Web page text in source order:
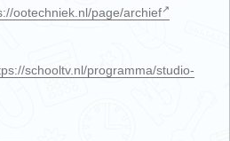
ootechniek.nl/page/archief
schooltv.nl/programma/studio-